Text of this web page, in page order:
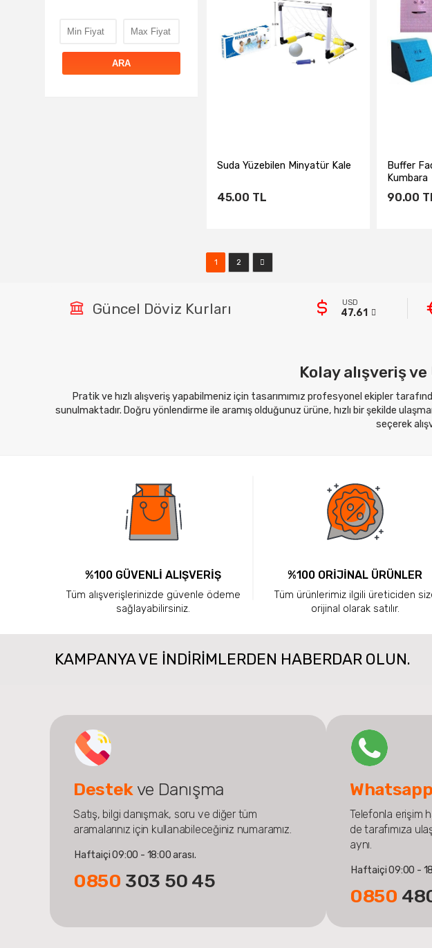
ARA
Suda Yüzebilen Minyatür Kale
45.00 TL
Sepete Ekle
Buffer
Kumbara
90.00
1 2
Güncel Döviz Kurları USD
47.61
Kolay alışveriş
Pratik ve hızlı alışveriş yapabilmeniz için tasarımımız profesyonel ekipler
sunulmaktadır. Doğru yönlendirme ile aramış olduğunuz ürüne, hızlı bir şekilde
seçerek
%100 GÜVENLİ ALIŞVERİŞ
Tüm alışverişlerinizde güvenle ödeme
sağlayabilirsiniz.
%100 ORİJİNAL ÜRÜNLER
Tüm ürünlerimiz ilgili üreticiden
orijinal olarak satılır.
KAMPANYA VE INDIRIMLERDEN HABERDAR OLUN.
Destekve Danışma
Satış, bilgi danışmak, soru ve diğer tüm
aramalarınız için kullanabileceğiniz numaramız.
Haftaiçi 09:00 - 18:00 arası.
0850 303 50 45
Whatsapp
Telefonla erişim
de tarafımıza
aynı.
Haftaiçi 09:00 -
0850